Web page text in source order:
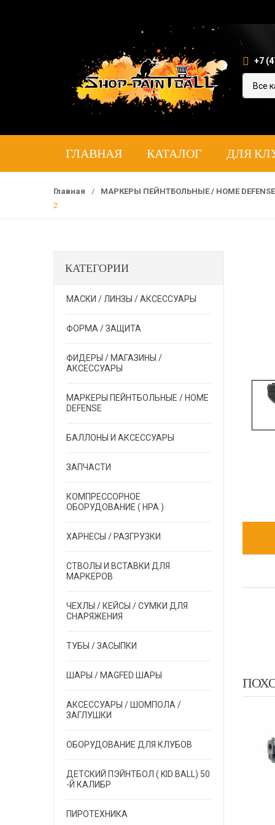
+7
ГЛАВНАЯ КАТАЛОГ ДЛЯ
Главная / МАРКЕРЫ ПЕЙНТБОЛЬНЫЕ / HOME DEFENSE
2
КАТЕГОРИИ
МАСКИ / ЛИНЗЫ / АКСЕССУАРЫ
ФОРМА / ЗАЩИТА
ФИДЕРЫ / МАГАЗИНЫ /
АКСЕССУАРЫ
МАРКЕРЫ ПЕЙНТБОЛЬНЫЕ / HOME
DEFENSE
БАЛЛОНЫ И АКСЕССУАРЫ
ЗАПЧАСТИ
КОМПРЕССОРНОЕ
ОБОРУДОВАНИЕ ( HPA )
ХАРНЕСЫ / РАЗГРУЗКИ
СТВОЛЫ И ВСТАВКИ ДЛЯ
МАРКЕРОВ
ЧЕХЛЫ / КЕЙСЫ / СУМКИ ДЛЯ
СНАРЯЖЕНИЯ
ТУБЫ / ЗАСЫПКИ
ШАРЫ / MAGFED ШАРЫ
АКСЕССУАРЫ / ШОМПОЛА /
ЗАГЛУШКИ
ОБОРУДОВАНИЕ ДЛЯ КЛУБОВ
ДЕТСКИЙ ПЭЙНТБОЛ ( KID BALL) 50
-Й КАЛИБР
ПИРОТЕХНИКА